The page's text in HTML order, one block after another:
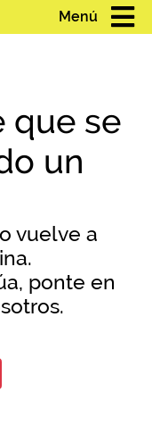
Menú
que se
un
vuelve a
ponte en